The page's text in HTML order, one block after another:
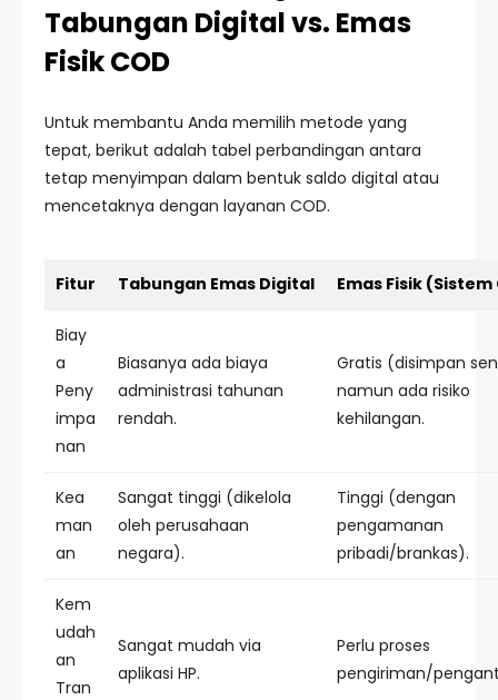
Tabungan Digital vs. Emas
Fisik COD
Untuk membantu Anda memilih metode yang
tepat, berikut adalah tabel perbandingan antara
tetap menyimpan dalam bentuk saldo digital atau
mencetaknya dengan layanan COD.
Fitur Tabungan Emas Digital Emas Fisik (Sistem
Biay
a
Peny
impa
nan
Biasanya ada biaya
administrasi tahunan
rendah.
Gratis (disimpan
namun ada risiko
kehilangan.
Kea
man
an
Sangat tinggi (dikelola
oleh perusahaan
negara).
Tinggi (dengan
pengamanan
pribadi/brankas).
Kem
udah
an
Tran
Sangat mudah via
aplikasi HP.
Perlu proses
pengiriman/